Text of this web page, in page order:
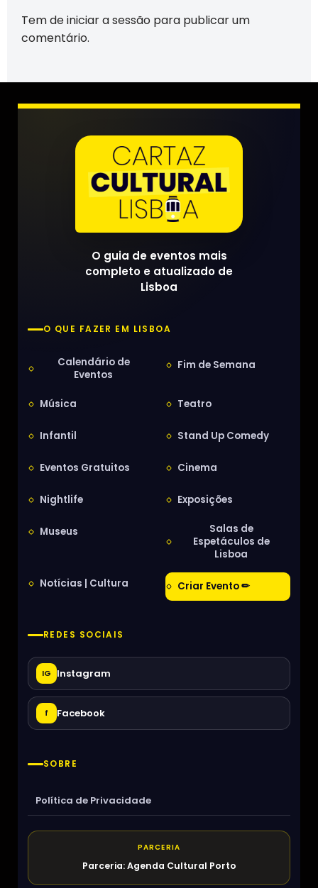
Tem deiniciar a sessão para publicar um
comentário.
O guia de eventos mais
completo e atualizado de
Lisboa
O QUE FAZER EM LISBOA
Calendário de
Eventos
Fim de Semana
Música Teatro
Infantil Stand Up Comedy
Eventos Gratuitos Cinema
Nightlife Exposições
Museus
Salas de
Espetáculos de
Lisboa
Notícias | Cultura Criar Evento ✏
REDES SOCIAIS
IG Instagram
f Facebook
SOBRE
Política de Privacidade
PARCERIA
Parceria: Agenda Cultural Porto